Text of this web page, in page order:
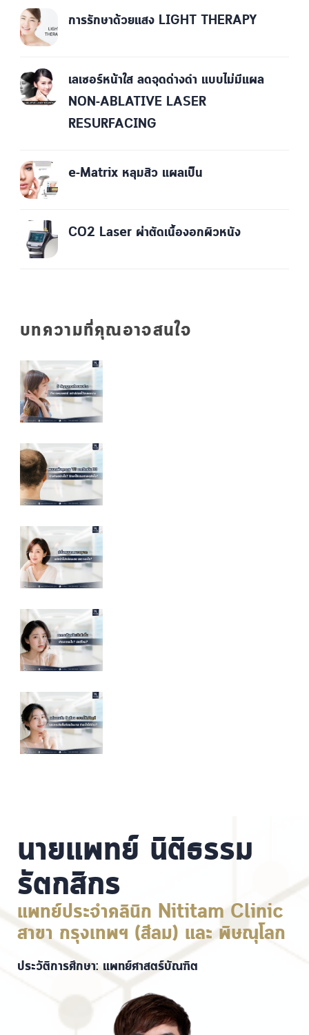
การรักษาด้วยแสง LIGHT THERAPY
เลเซอร์หน้าใส ลดจุดด่างดำ แบบไม่มีแผล
NON-ABLATIVE LASER
RESURFACING
e-Matrix หลุมสิว แผลเป็น
CO2 Laser ผ่าตัดเนื้องอกผิวหนัง
บทความที่คุณอาจสนใจ
นายแพทย์ นิติธรรม
รัตกสิกร
แพทย์ประจำคลินิก Nititam Clinic
สาขา กรุงเทพฯ (สีลม) และ พิษณุโลก
ประวัติการศึกษา: แพทย์ศาสตร์บัณฑิต